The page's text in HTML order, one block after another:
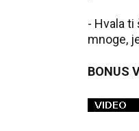
- Hvala ti
mnoge,
BONUS